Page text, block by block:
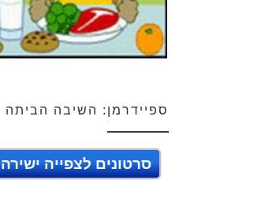
ספיידרמן: השיבה הביתה
סרטונים לצפייה ישירה